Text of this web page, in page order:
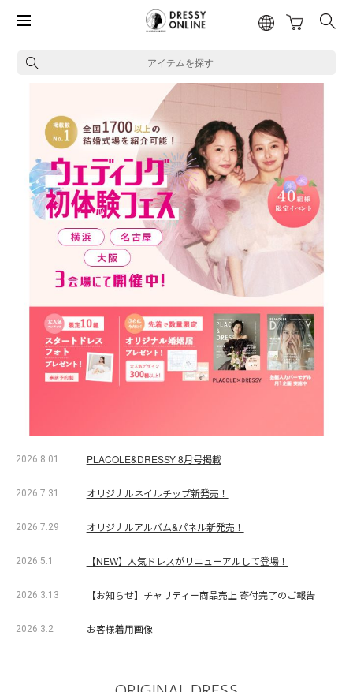
アイテムを探す
2026.8.01 PLACOLE&DRESSY 8月号掲載
2026.7.31 オリジナルネイルチップ新発売！
2026.7.29 オリジナルアルバム&パネル新発売！
2026.5.1 【NEW】人気ドレスがリニューアルして登場！
2026.3.13 【お知らせ】チャリティー商品売上 寄付完了のご報告
2026.3.2 お客様着用画像